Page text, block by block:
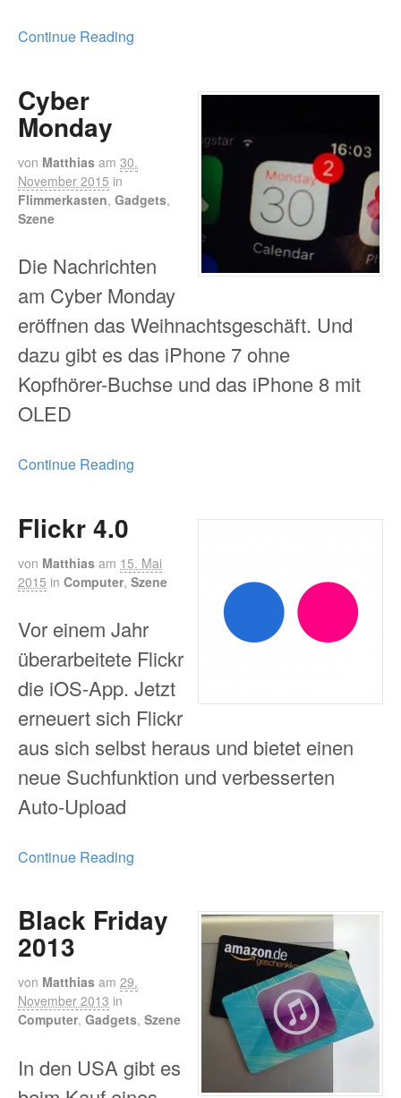
Continue Reading
Cyber
Monday
von Matthias am 30.
November 2015 in
Flimmerkasten, Gadgets,
Szene
Die Nachrichten
am Cyber Monday
eröffnen das Weihnachtsgeschäft. Und
dazu gibt es das iPhone 7 ohne
Kopfhörer-Buchse und das iPhone 8 mit
OLED
Continue Reading
Flickr 4.0
von Matthias am 15. Mai
2015 in Computer, Szene
Vor einem Jahr
überarbeitete Flickr
die iOS-App. Jetzt
erneuert sich Flickr
aus sich selbst heraus und bietet einen
neue Suchfunktion und verbesserten
Auto-Upload
Continue Reading
Black Friday
2013
von Matthias am 29.
November 2013 in
Computer, Gadgets, Szene
In den USA gibt es